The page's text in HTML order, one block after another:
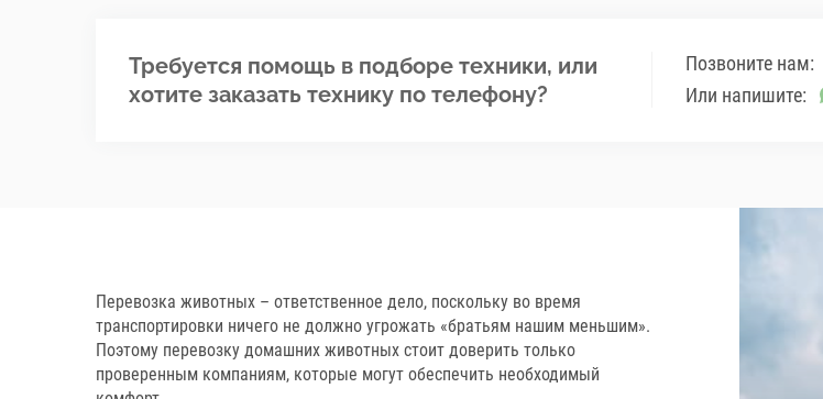
Требуется помощь в подборе техники, или
хотите заказать технику по телефону?
Позвоните нам:
Или напишите:
Перевозка животных – ответственное дело, поскольку во время
транспортировки ничего не должно угрожать «братьям нашим меньшим».
Поэтому перевозку домашних животных стоит доверить только
проверенным компаниям, которые могут обеспечить необходимый